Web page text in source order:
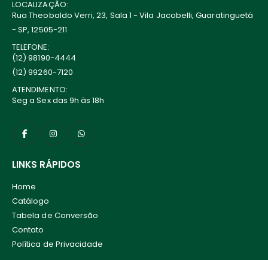
LOCALIZAÇÃO:
Rua Theobaldo Verri, 23, Sala 1 - Vila Jacobelli, Guaratinguetá
- SP, 12505-211
TELEFONE:
(12) 98190-4444
(12) 99260-7120
ATENDIMENTO:
Seg a Sex das 9h às 18h
LINKS RÁPIDOS
Home
Catálogo
Tabela de Conversão
Contato
Política de Privacidade